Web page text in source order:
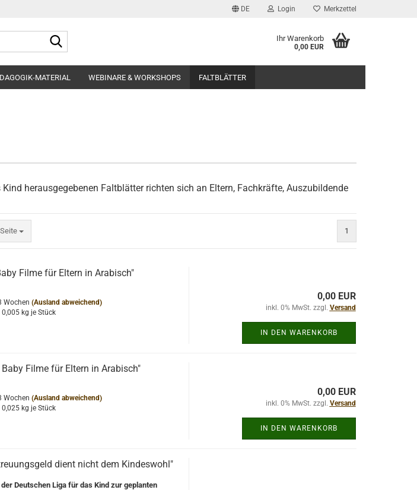
DE Login Merkzettel
Ihr Warenkorb
0,00 EUR
MATERIAL WEBINARE & WORKSHOPS FALTBLÄTTER
herausgegebenen Faltblätter richten sich an Eltern, Fachkräfte, Auszubildende
1
Filme für Eltern in Arabisch"
Wochen (Ausland abweichend)
0,005kg je Stück
0,00 EUR
inkl. 0% MwSt. zzgl. Versand
IN DEN WARENKORB
Filme für Eltern in Arabisch"
Wochen (Ausland abweichend)
0,025kg je Stück
0,00 EUR
inkl. 0% MwSt. zzgl. Versand
IN DEN WARENKORB
dient nicht dem Kindeswohl"
Deutschen Liga für das Kind zur geplanten